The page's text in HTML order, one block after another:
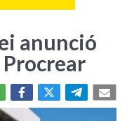
anunció